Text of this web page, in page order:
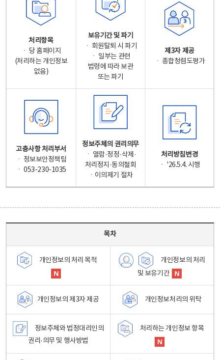
처리항목
ㆍ 당 홈페이지
(처리하는 개인정보
없음)
보유기간 및 파기
ㆍ 회원탈퇴 시 파기
ㆍ 일부는 관련
법령에 따라 보관
또는 파기
제3자 제공
ㆍ 종합청렴도평가
고충사항 처리부서
ㆍ 정보보안정책팀
ㆍ 053-230-1035
정보주체의 권리의무
ㆍ 열람·정정·삭제·
처리정지·동의철회
ㆍ이의제기 절차
처리방침변경
ㆍ '26.5.4. 시행
목차
개인정보의 처리 목적
개인정보의 처리
및 보유기간
개인정보의 제3자 제공 개인정보처리의 위탁
정보주체와 법정대리인의
권리·의무 및 행사방법
처리하는 개인정보 항목